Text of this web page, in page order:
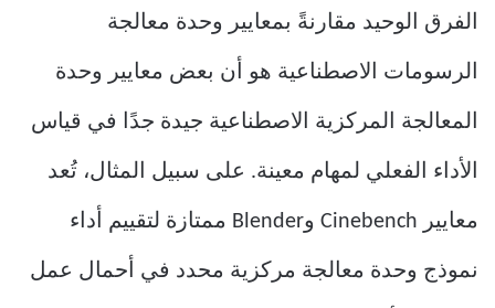
الفرق الوحيد مقارنةً بمعايير وحدة معالجة
الرسومات الاصطناعية هو أن بعض معايير وحدة
المعالجة المركزية الاصطناعية جيدة جدًا في قياس
الأداء الفعلي لمهام معينة. على سبيل المثال، تُعد
معايير Cinebench وBlender ممتازة لتقييم أداء
نموذج وحدة معالجة مركزية محدد في أحمال عمل